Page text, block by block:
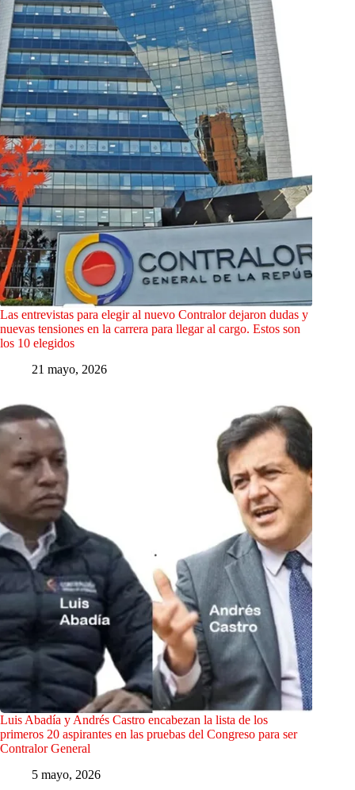
Las entrevistas para elegir al nuevo Contralor dejaron dudas y
nuevas tensiones en la carrera para llegar al cargo. Estos son
los 10 elegidos
21 mayo, 2026
Luis Abadía y Andrés Castro encabezan la lista de los
primeros 20 aspirantes en las pruebas del Congreso para ser
Contralor General
5 mayo, 2026